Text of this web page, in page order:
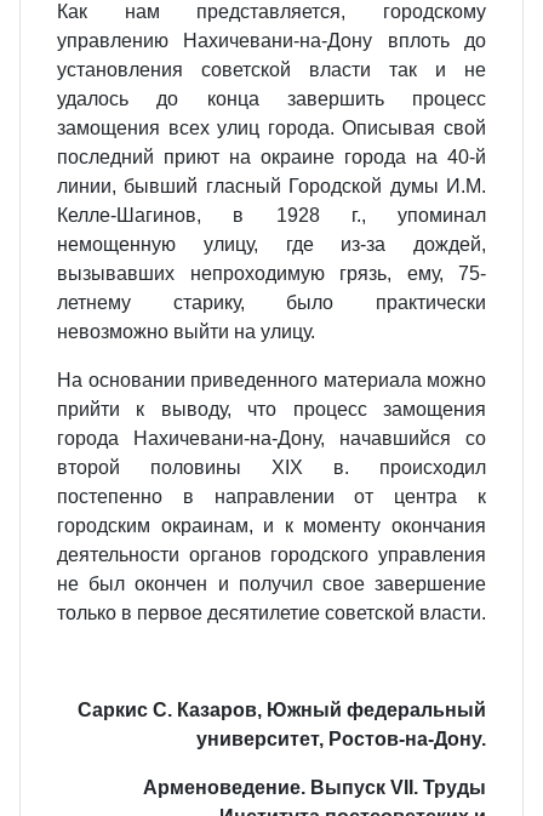
Как нам представляется, городскому
управлению Нахичевани-на-Дону вплоть до
установления советской власти так и не
удалось до конца завершить процесс
замощения всех улиц города. Описывая свой
последний приют на окраине города на 40-й
линии, бывший гласный Городской думы И.М.
Келле-Шагинов, в 1928 г., упоминал
немощенную улицу, где из-за дождей,
вызывавших непроходимую грязь, ему, 75-
летнему старику, было практически
невозможно выйти на улицу.
На основании приведенного материала можно
прийти к выводу, что процесс замощения
города Нахичевани-на-Дону, начавшийся со
второй половины XIX в. происходил
постепенно в направлении от центра к
городским окраинам, и к моменту окончания
деятельности органов городского управления
не был окончен и получил свое завершение
только в первое десятилетие советской власти.
Саркис С. Казаров, Южный федеральный
университет, Ростов-на-Дону.
Арменоведение. Выпуск VII. Труды